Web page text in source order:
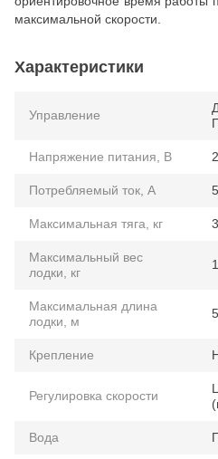
максимальной скорости.
Характеристики
Управление
Напряжение питания, В
Потребляемый ток, А
Максимальная тяга, кг
Максимальный вес
лодки, кг
Максимальная длина
лодки, м
Крепление
Регулировка скорости
Вода